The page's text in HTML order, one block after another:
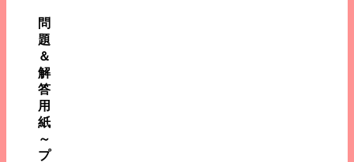
問
題
＆
解
答
用
紙
～
プ